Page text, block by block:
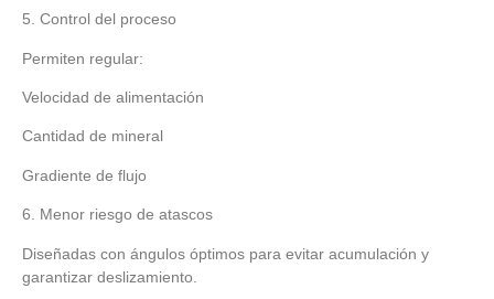
5. Control del proceso
Permiten regular:
Velocidad de alimentación
Cantidad de mineral
Gradiente de flujo
6. Menor riesgo de atascos
Diseñadas con ángulos óptimos para evitar acumulación y
garantizar deslizamiento.